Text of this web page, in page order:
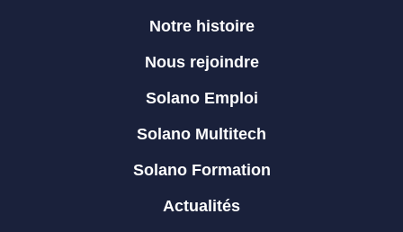
Notre histoire
Nous rejoindre
Solano Emploi
Solano Multitech
Solano Formation
Actualités